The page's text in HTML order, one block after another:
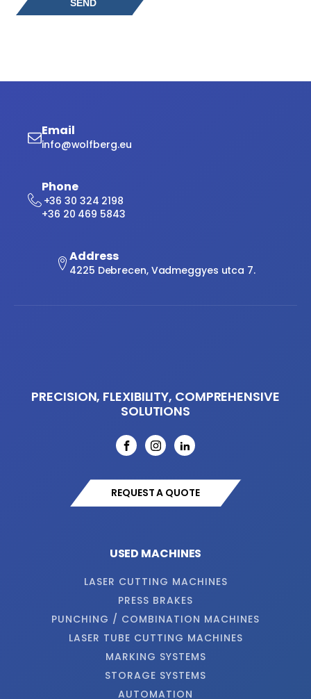
Email
info@wolfberg.eu
Phone
+36 30 324 2198
+36 20 469 5843
Address
4225 Debrecen, Vadmeggyes utca 7.
PRECISION, FLEXIBILITY, COMPREHENSIVE
SOLUTIONS
REQUEST A QUOTE
USED MACHINES
LASER CUTTING MACHINES
PRESS BRAKES
PUNCHING / COMBINATION MACHINES
LASER TUBE CUTTING MACHINES
MARKING SYSTEMS
STORAGE SYSTEMS
AUTOMATION